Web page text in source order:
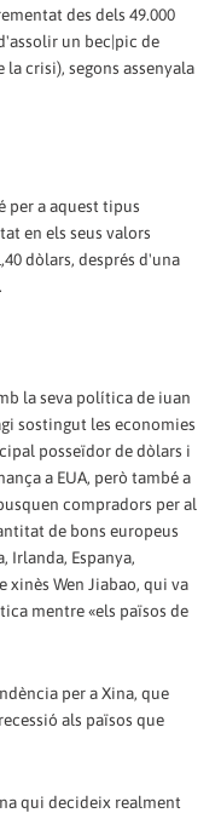
des dels 49.000
un bec|pic de
la crisi), segons assenyala
per a aquest tipus
en els seus valors
dòlars, després d'una
la seva política de iuan
sostingut les economies
posseïdor de dòlars i
a EUA, però també a
compradors per al
de bons europeus
Irlanda, Espanya,
Wen Jiabao, qui va
mentre «els països de
per a Xina, que
als països que
qui decideix realment